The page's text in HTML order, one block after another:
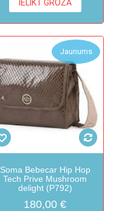
IELIKT GROZĀ
Jaunums
Soma Bebecar Hip Hop
Tech Prive Mushroom
delight (P792)
180,00 €